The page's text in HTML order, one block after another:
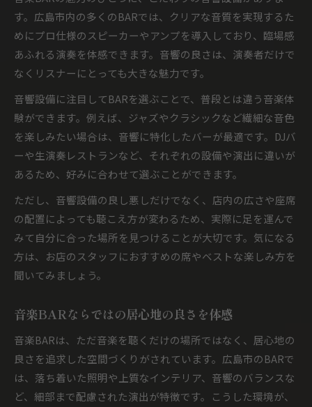
す。広島市内の多くのBARでは、クリアな音質を実現するた
めにプロ仕様のスピーカーやアンプを導入しており、臨場感
あふれる演奏を体感できます。音響の良さは、演奏者だけで
なくリスナーにとっても大きな魅力です。
音響設備に注目してBARを選ぶことで、普段とは違う音楽体
験ができます。例えば、ジャズやクラシックなど繊細な音色
を楽しみたい場合は、音響に特化したバーが最適です。DJバ
ーや生演奏レストランなど、それぞれの設備や演出に違いが
あるため、好みに合わせて選ぶことができます。
ただし、音響設備の良し悪しだけでなく、店内の広さや座席
の配置によっても聴こえ方が変わるため、実際に足を運んで
みて自分に合った場所を見つけることが大切です。気になる
方は、お店のスタッフにおすすめの席やベストな楽しみ方を
聞いてみましょう。
音楽BARならではの居心地の良さを体感
音楽BARは、ただ音楽を聴くだけの場所ではなく、居心地の
良さを追求した空間づくりがされています。広島市のBARで
は、落ち着いた照明や上質なインテリア、音響のバランスな
ど、細部まで配慮された演出が特徴です。こうした環境が、